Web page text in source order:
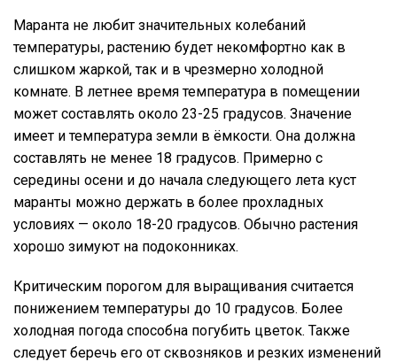
Маранта не любит значительных колебаний
температуры, растению будет некомфортно как в
слишком жаркой, так и в чрезмерно холодной
комнате. В летнее время температура в помещении
может составлять около 23-25 градусов. Значение
имеет и температура земли в ёмкости. Она должна
составлять не менее 18 градусов. Примерно с
середины осени и до начала следующего лета куст
маранты можно держать в более прохладных
условиях — около 18-20 градусов. Обычно растения
хорошо зимуют на подоконниках.
Критическим порогом для выращивания считается
понижением температуры до 10 градусов. Более
холодная погода способна погубить цветок. Также
следует беречь его от сквозняков и резких изменений